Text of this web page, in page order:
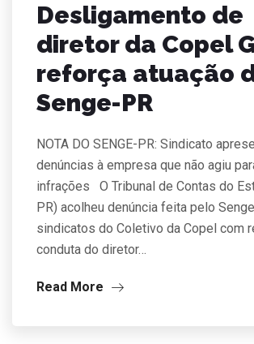
Desligamento de
diretor da Copel
reforça atuação
Senge-PR
NOTA DO SENGE-PR: Sindicato
denúncias à empresa que não agiu
infrações O Tribunal de Contas do
PR) acolheu denúncia feita pelo
sindicatos do Coletivo da Copel com
conduta do diretor…
Read More